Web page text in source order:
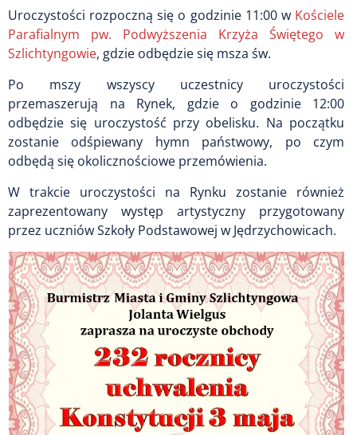
Uroczystości rozpoczną się o godzinie 11:00 w Kościele
Parafialnym pw. Podwyższenia Krzyża Świętego w
Szlichtyngowie, gdzie odbędzie się msza św.
Po mszy wszyscy uczestnicy uroczystości
przemaszerują na Rynek, gdzie o godzinie 12:00
odbędzie się uroczystość przy obelisku. Na początku
zostanie odśpiewany hymn państwowy, po czym
odbędą się okolicznościowe przemówienia.
W trakcie uroczystości na Rynku zostanie również
zaprezentowany występ artystyczny przygotowany
przez uczniów Szkoły Podstawowej w Jędrzychowicach.